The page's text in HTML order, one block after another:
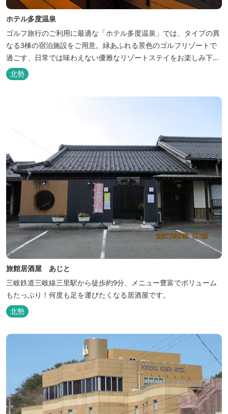
ホテル多度温泉
ゴルフ旅行のご利用に最適な「ホテル多度温泉」では、タイプの異
なる3棟の宿泊施設をご用意。緑あふれる景色のゴルフリゾートで
過ごす、日常では味わえない優雅なリゾートステイをお楽しみ下さ
い。
北勢
旅館居酒屋 あじと
三岐鉄道三岐線三里駅から徒歩約9分、メニュー豊富でボリューム
もたっぷり！何度も足を運びたくなる居酒屋です。
北勢